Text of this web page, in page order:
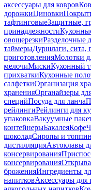
аксессуары для ковров
дорожкиЦиновки
тафтинговыеЗащитные,
принадлежности
овощерезкиРазделочные
таймерыДуршлаги, сита,
приготовленияМолотки
мелочиМискиКухонный
прихваткиКухонные
салфеткиОрганизация
храненияОрганайзеры
специйПосуда для ланча
рейлингиРейлинги для
упаковкаВакуумные
контейнерыБакалеяКофе
шоколадСиропы и
дистилляцияАвтоклавы
консервирования
консервирования
броженияИнгредиенты
напитковАксессуары для